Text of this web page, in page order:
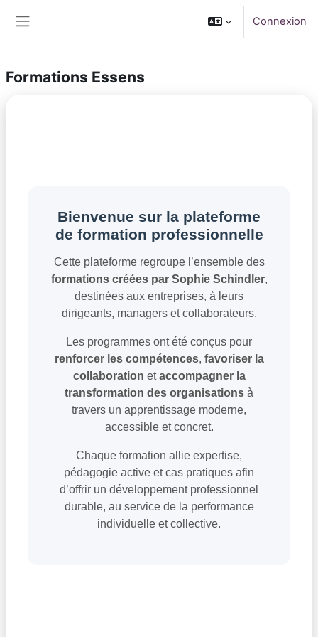
Connexion
Formations Essens
Bienvenue sur la plateforme
de formation professionnelle
Cette plateforme regroupe l’ensemble des
formations créées par Sophie Schindler,
destinées aux entreprises, à leurs
dirigeants, managers et collaborateurs.
Les programmes ont été conçus pour
renforcer les compétences, favoriser la
collaboration etaccompagner la
transformation des organisations à
travers un apprentissage moderne,
accessible et concret.
Chaque formation allie expertise,
pédagogie active et cas pratiques afin
d’offrir un développement professionnel
durable, au service de la performance
individuelle et collective.